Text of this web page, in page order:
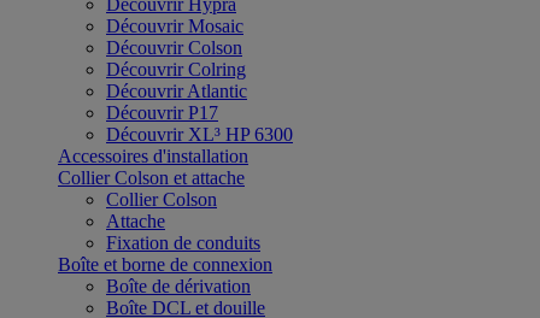
Découvrir Hypra
Découvrir Mosaic
Découvrir Colson
Découvrir Colring
Découvrir Atlantic
Découvrir P17
Découvrir XL³ HP 6300
Accessoires d'installation
Collier Colson et attache
Collier Colson
Attache
Fixation de conduits
Boîte et borne de connexion
Boîte de dérivation
Boîte DCL et douille